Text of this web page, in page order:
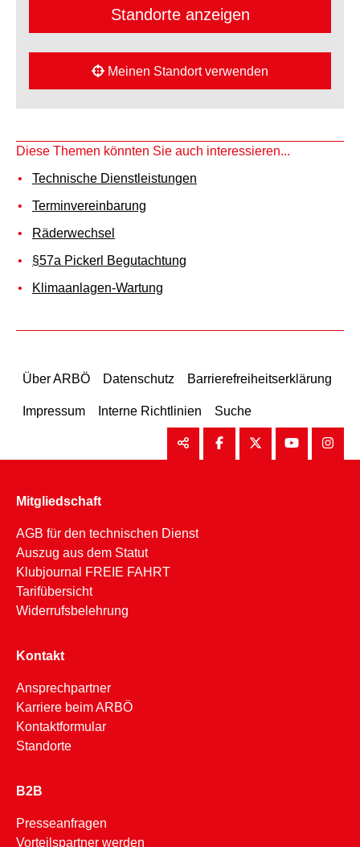
Standorte anzeigen
Meinen Standort verwenden
Diese Themen könnten Sie auch interessieren...
Technische Dienstleistungen
Terminvereinbarung
Räderwechsel
§57a Pickerl Begutachtung
Klimaanlagen-Wartung
Über ARBÖ Datenschutz Barrierefreiheitserklärung
Impressum Interne Richtlinien Suche
Mitgliedschaft
AGB für den technischen Dienst
Auszug aus dem Statut
Klubjournal FREIE FAHRT
Tarifübersicht
Widerrufsbelehrung
Kontakt
Ansprechpartner
Karriere beim ARBÖ
Kontaktformular
Standorte
B2B
Presseanfragen
Vorteilspartner werden